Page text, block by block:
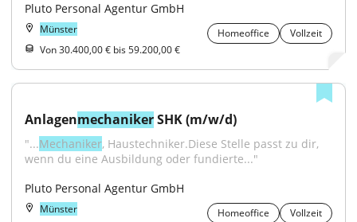
Pluto Personal Agentur GmbH
Münster Homeoffice
Vollzeit
Von 30.400,00 € bis 59.200,00 €
Anlagenmechaniker SHK (m/w/d)
"...Mechaniker, Haustechniker.Diese Stelle passt zu dir,
wenn du eine Ausbildung oder fundierte..."
Pluto Personal Agentur GmbH
Münster Homeoffice
Vollzeit